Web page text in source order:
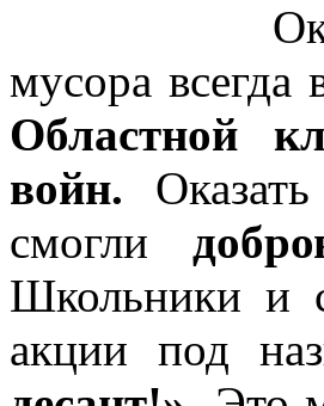
Оказание
мусора всегда
Областной
войн.
смогли
Школьники и
акции под